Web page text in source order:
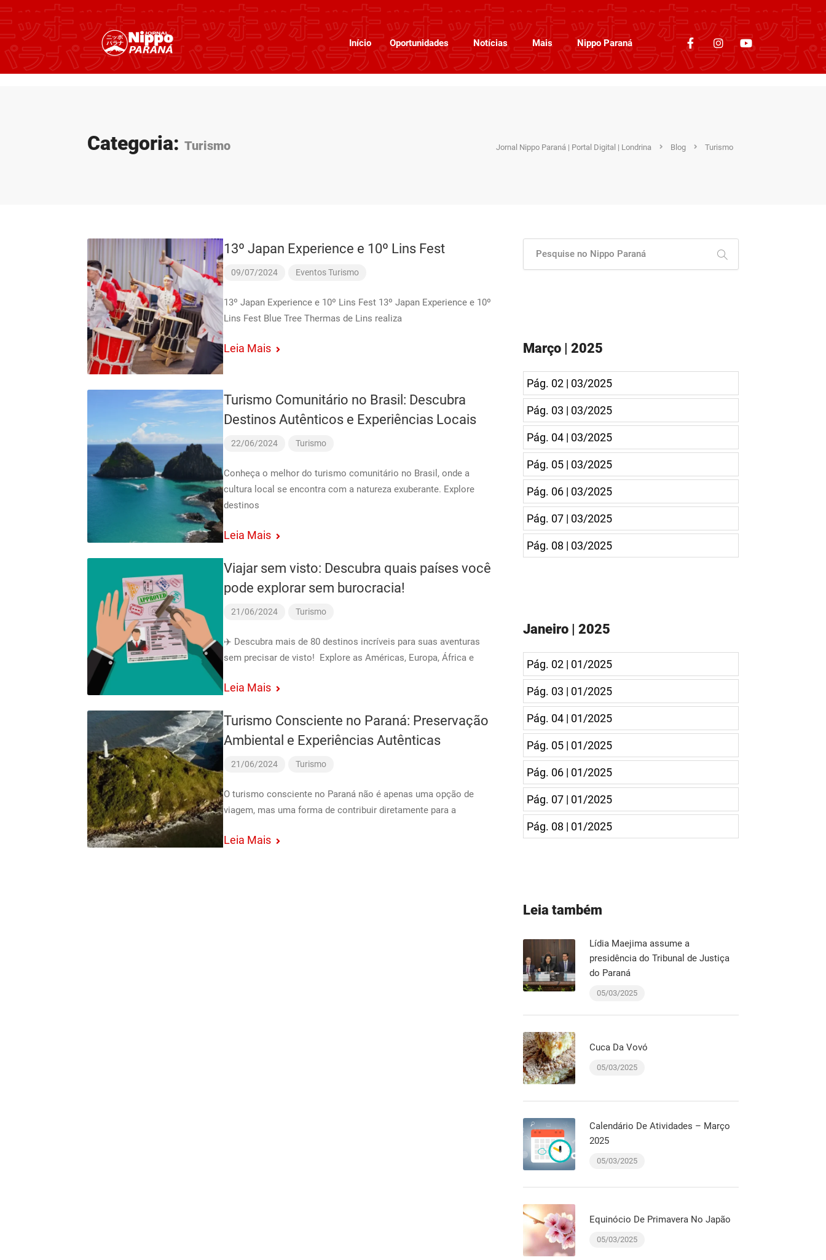
Início Oportunidades Notícias Mais Nippo Paraná
Categoria: Turismo Jornal Nippo Paraná | Portal Digital | Londrina Blog Turismo
13º Japan Experience e 10º Lins Fest
09/07/2024 Eventos Turismo
13º Japan Experience e 10º Lins Fest 13º Japan Experience e 10º
Lins Fest Blue Tree Thermas de Lins realiza
Leia Mais
Turismo Comunitário no Brasil: Descubra
Destinos Autênticos e Experiências Locais
22/06/2024 Turismo
Conheça o melhor do turismo comunitário no Brasil, onde a
cultura local se encontra com a natureza exuberante. Explore
destinos
Leia Mais
Viajar sem visto: Descubra quais países você
pode explorar sem burocracia!
21/06/2024 Turismo
✈️ Descubra mais de 80 destinos incríveis para suas aventuras
sem precisar de visto! ️ Explore as Américas, Europa, África e
Leia Mais
Turismo Consciente no Paraná: Preservação
Ambiental e Experiências Autênticas
21/06/2024 Turismo
O turismo consciente no Paraná não é apenas uma opção de
viagem, mas uma forma de contribuir diretamente para a
Leia Mais
Março | 2025
Pág. 02 | 03/2025
Pág. 03 | 03/2025
Pág. 04 | 03/2025
Pág. 05 | 03/2025
Pág. 06 | 03/2025
Pág. 07 | 03/2025
Pág. 08 | 03/2025
Janeiro | 2025
Pág. 02 | 01/2025
Pág. 03 | 01/2025
Pág. 04 | 01/2025
Pág. 05 | 01/2025
Pág. 06 | 01/2025
Pág. 07 | 01/2025
Pág. 08 | 01/2025
Leia também
Lídia Maejima assume a
presidência do Tribunal de Justiça
do Paraná
05/03/2025
Cuca Da Vovó
05/03/2025
Calendário De Atividades – Março
2025
05/03/2025
Equinócio De Primavera No Japão
05/03/2025